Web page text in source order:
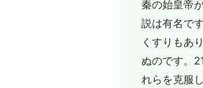
秦の始皇帝
説は有名で
くすりもあ
ぬのです。
れらを克服